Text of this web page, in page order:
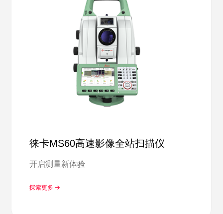
徕卡MS60高速影像全站扫描仪
开启测量新体验
探索更多